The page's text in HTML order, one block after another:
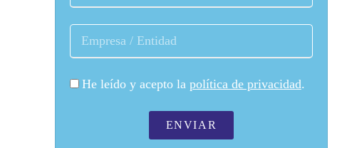
He leído y acepto la política de privacidad.
ENVIAR